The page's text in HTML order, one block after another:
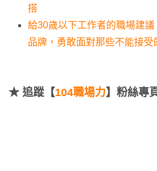
搭
給30歲以下工作者的職場建
品牌，勇敢面對那些不能接受
★ 追蹤【104職場力】粉絲專